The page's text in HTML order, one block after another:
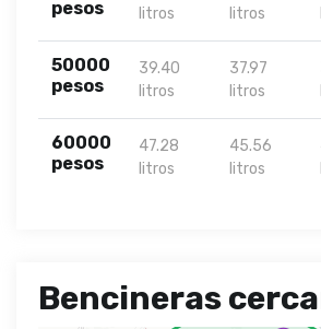
pesos
litros
litros
50000
pesos
39.40
litros
37.97
litros
60000
pesos
47.28
litros
45.56
litros
Bencineras